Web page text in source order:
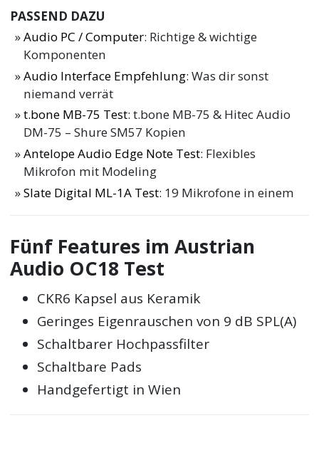
PASSEND DAZU
Audio PC / Computer: Richtige & wichtige
Komponenten
Audio Interface Empfehlung: Was dir sonst
niemand verrät
t.bone MB-75 Test: t.bone MB-75 & Hitec Audio
DM-75 – Shure SM57 Kopien
Antelope Audio Edge Note Test: Flexibles
Mikrofon mit Modeling
Slate Digital ML-1A Test: 19 Mikrofone in einem
Fünf Features im Austrian
Audio OC18 Test
CKR6 Kapsel aus Keramik
Geringes Eigenrauschen von 9 dB SPL(A)
Schaltbarer Hochpassfilter
Schaltbare Pads
Handgefertigt in Wien